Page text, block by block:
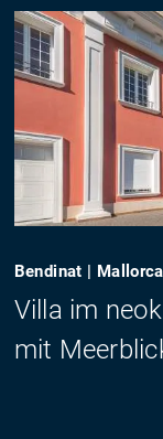
Bendinat | Mallorca
Villa im
mit